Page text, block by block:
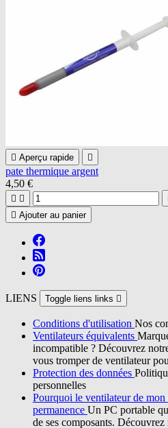
 Aperçu rapide 
pate thermique argent
4,50 €
 
 Ajouter au panier
LIENS Toggle liens links 
Conditions d'utilisation Nos
Ventilateurs équivalents
incompatible ? Découvrez
vous tromper de ventilateur
Protection des données
personnelles
Pourquoi le ventilateur de
permanence Un PC portable
de ses composants.